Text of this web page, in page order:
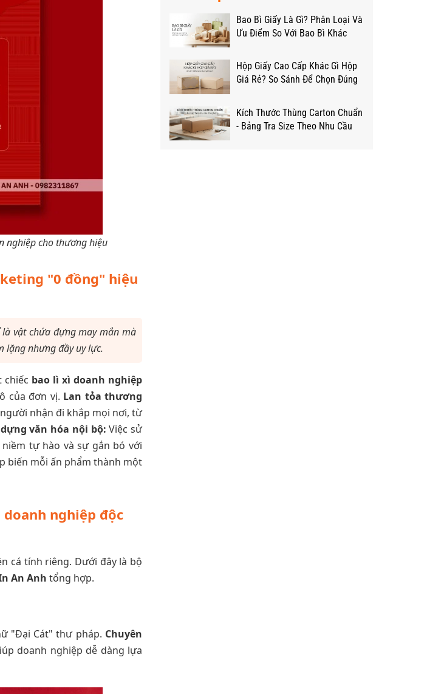
nghiệp cho thương hiệu
"0 đồng" hiệu
vật chứa đựng may mắn mà
lặng nhưng đầy uy lực.
chiếc bao lì xì doanh nghiệp
của đơn vị. Lan tỏa thương
nhận đi khắp mọi nơi, từ
văn hóa nội bộ: Việc sử
tự hào và sự gắn bó với
biến mỗi ấn phẩm thành một
nghiệp độc
cá tính riêng. Dưới đây là bộ
An Anh tổng hợp.
"Đại Cát" thư pháp. Chuyên
doanh nghiệp dễ dàng lựa
Bao Bì Giấy Là Gì? Phân Loại Và
Ưu Điểm So Với Bao Bì Khác
Hộp Giấy Cao Cấp Khác Gì Hộp
Giá Rẻ? So Sánh Để Chọn Đúng
Kích Thước Thùng Carton Chuẩn
- Bảng Tra Size Theo Nhu Cầu